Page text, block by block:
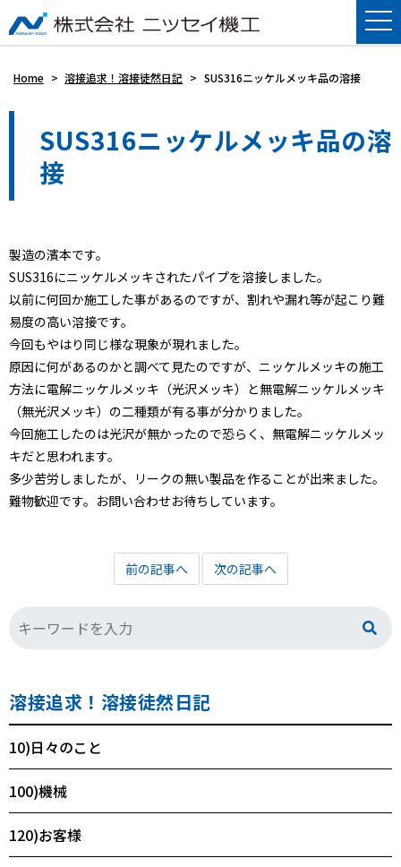
Home > 溶接追求！溶接徒然日記 > SUS316ニッケルメッキ品の溶接
SUS316ニッケルメッキ品の溶
接
製造の濱本です。
SUS316にニッケルメッキされたパイプを溶接しました。
以前に何回か施工した事があるのですが、割れや漏れ等が起こり難
易度の高い溶接です。
今回もやはり同じ様な現象が現れました。
原因に何があるのかと調べて見たのですが、ニッケルメッキの施工
方法に電解ニッケルメッキ（光沢メッキ）と無電解ニッケルメッキ
（無光沢メッキ）の二種類が有る事が分かりました。
今回施工したのは光沢が無かったので恐らく、無電解ニッケルメッ
キだと思われます。
多少苦労しましたが、リークの無い製品を作ることが出来ました。
難物歓迎です。お問い合わせお待ちしています。
前の記事へ 次の記事へ
溶接追求！溶接徒然日記
10)日々のこと
100)機械
120)お客様